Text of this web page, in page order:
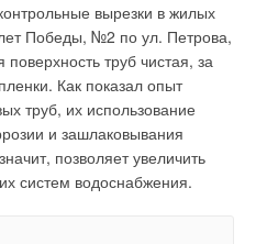
вырезки в жилых
Победы, №2 по ул. Петрова,
труб чистая, за
Как показал опыт
труб, их использование
и зашлаковывания
позволяет увеличить
систем водоснабжения.
ламп до 2,7 м.
Функционирование системы
двух стадий. При низких
воздуха
температурой,
типа DOAS.
первая регулировка
только на воздух, понижая